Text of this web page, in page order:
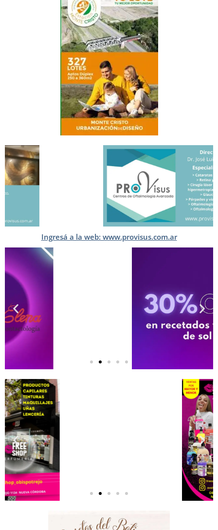
Ingresá a la web: www.provisus.com.ar